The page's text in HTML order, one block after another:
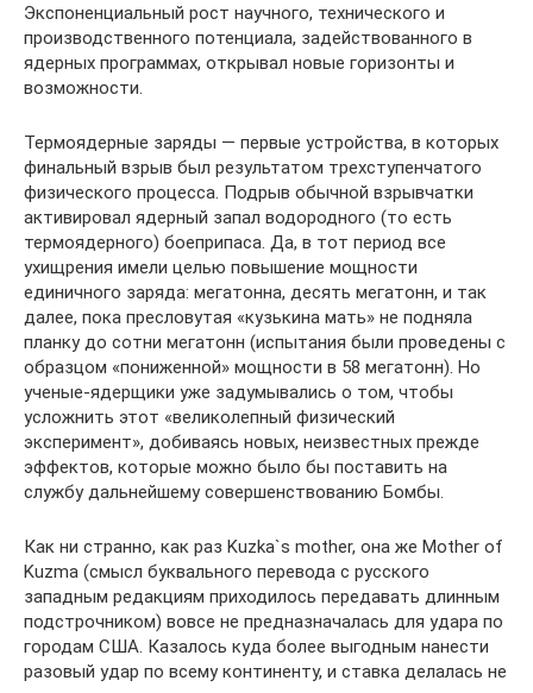
Экспоненциальный рост научного, технического и
производственного потенциала, задействованного в
ядерных программах, открывал новые горизонты и
возможности.
Термоядерные заряды — первые устройства, в которых
финальный взрыв был результатом трехступенчатого
физического процесса. Подрыв обычной взрывчатки
активировал ядерный запал водородного (то есть
термоядерного) боеприпаса. Да, в тот период все
ухищрения имели целью повышение мощности
единичного заряда: мегатонна, десять мегатонн, и так
далее, пока пресловутая «кузькина мать» не подняла
планку до сотни мегатонн (испытания были проведены с
образцом «пониженной» мощности в 58 мегатонн). Но
ученые-ядерщики уже задумывались о том, чтобы
усложнить этот «великолепный физический
эксперимент», добиваясь новых, неизвестных прежде
эффектов, которые можно было бы поставить на
службу дальнейшему совершенствованию Бомбы.
Как ни странно, как раз Kuzka`s mother, она же Mother of
Kuzma (смысл буквального перевода с русского
западным редакциям приходилось передавать длинным
подстрочником) вовсе не предназначалась для удара по
городам США. Казалось куда более выгодным нанести
разовый удар по всему континенту, и ставка делалась не